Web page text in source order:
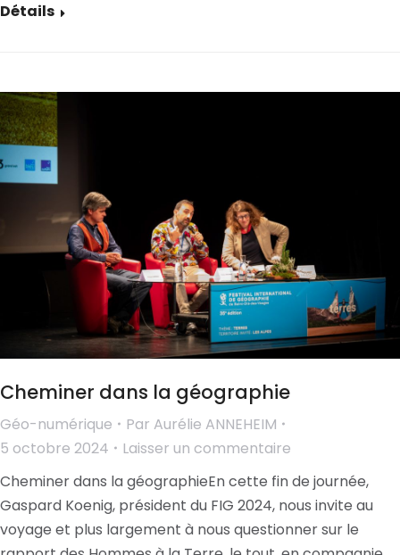
Détails
Cheminer dans la géographie
Géo-numérique Par Aurélie ANNEHEIM
5 octobre 2024
Laisser un commentaire
Cheminer dans la géographieEn cette fin de journée,
Gaspard Koenig, président du FIG 2024, nous invite au
voyage et plus largement à nous questionner sur le